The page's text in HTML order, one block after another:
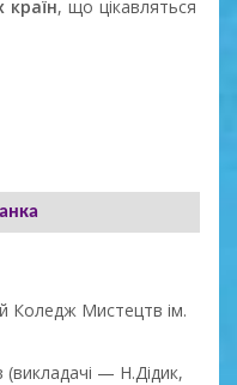
країн, що цікавляться
Коледж Мистецтв ім.
— Н.Дідик,